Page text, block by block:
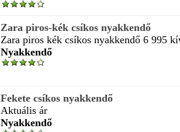
Zara piros-kék csíkos nyakkendő
Zara piros kék csíkos nyakkendő 6 995
Nyakkendő
Fekete csíkos nyakkendő
Aktuális ár
Nyakkendő